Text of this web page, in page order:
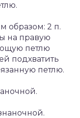
образом: 2 п.
на правую
петлю
подхватить
петлю.